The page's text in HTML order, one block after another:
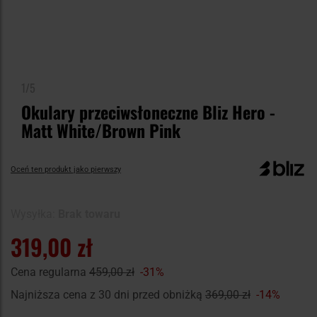
Okulary przeciwsłoneczne Bliz Hero -
Matt White/Brown Pink
Oceń ten produkt jako pierwszy
319,00 zł
Cena regularna 459,00 zł -31%
Najniższa cena z 30 dni przed obniżką 369,00 zł -14%